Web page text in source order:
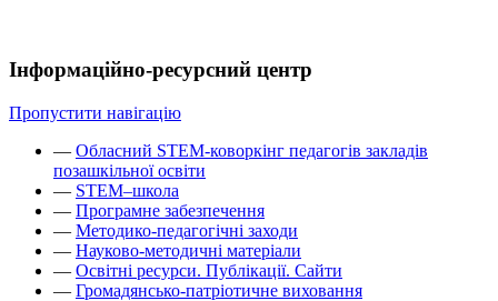
Інформаційно-ресурсний центр
Пропустити навігацію
— Обласний STEM-коворкінг педагогів закладів
позашкільної освіти
— STEM–школа
— Програмне забезпечення
— Методико-педагогічні заходи
— Науково-методичні матеріали
— Освітні ресурси. Публікації. Сайти
— Громадянсько-патріотичне виховання